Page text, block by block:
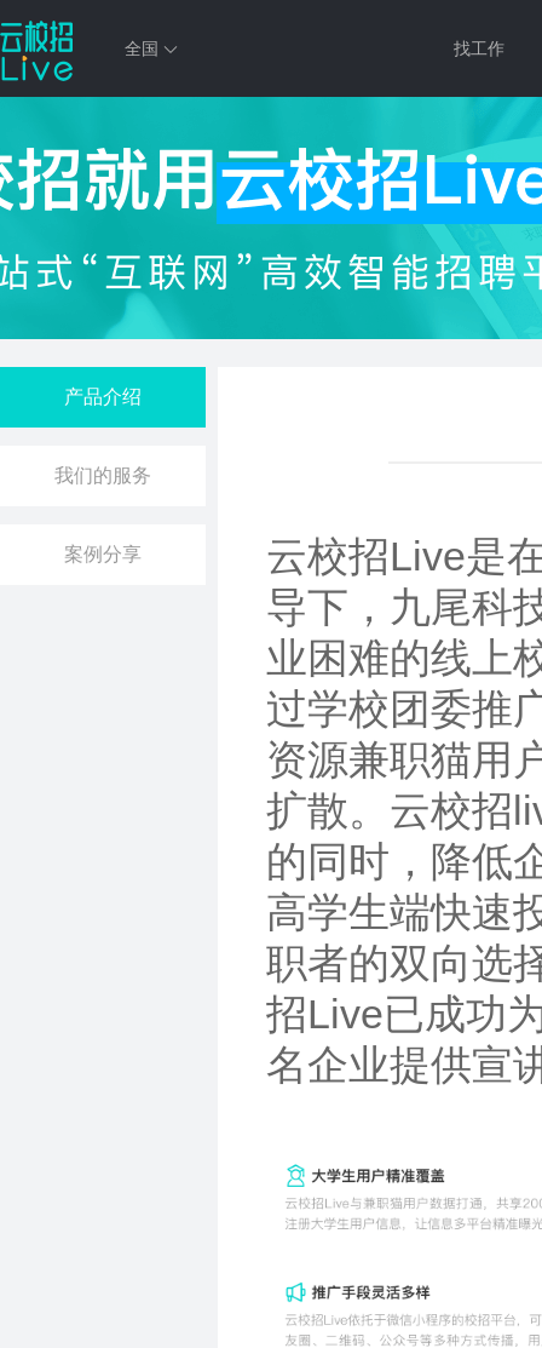
全国 找工作
产品介绍
我们的服务
案例分享
云校招Live是
导下，九尾科
业困难的线上
过学校团委推
资源兼职猫用
扩散。云校招
的同时，降低
高学生端快速
职者的双向选
招Live已成功
名企业提供宣